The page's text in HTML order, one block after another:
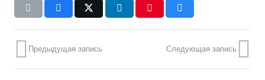
Предыдущая запись Следующая запись